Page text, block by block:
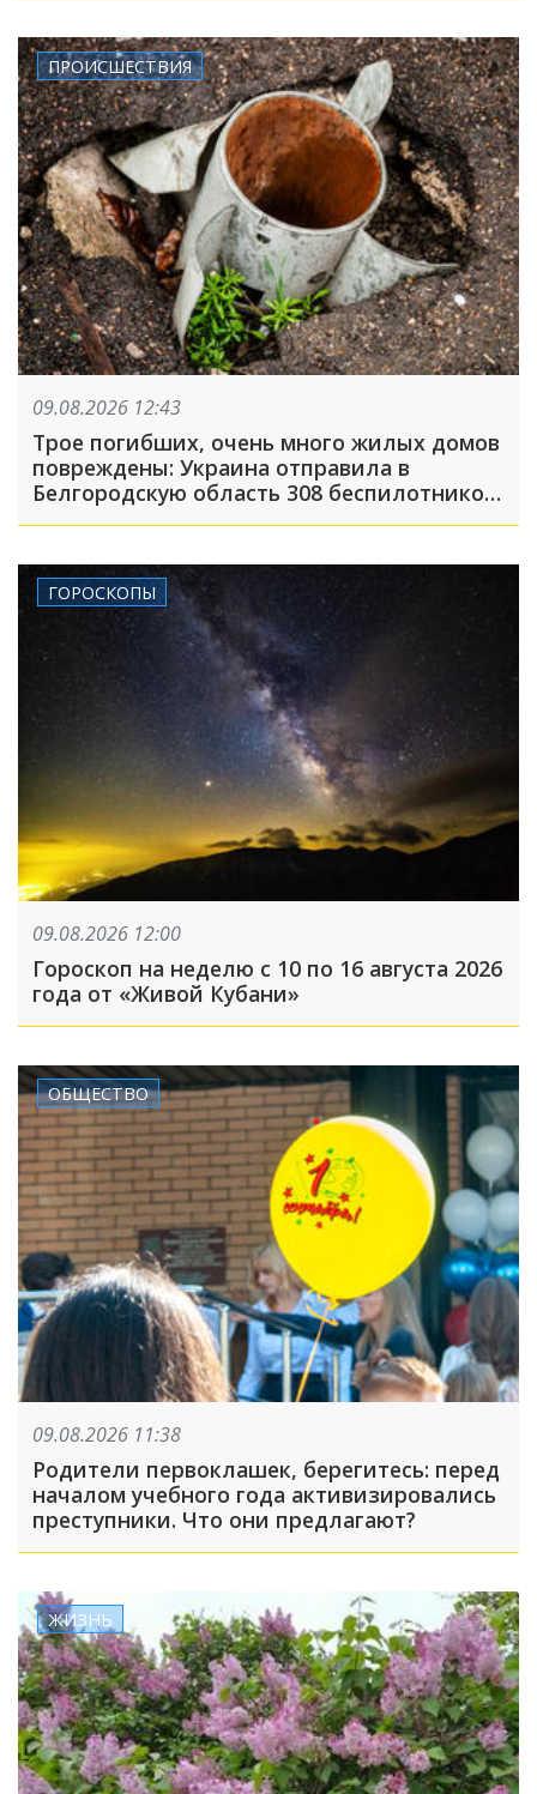
ПРОИСШЕСТВИЯ
09.08.2026 12:43
Трое погибших, очень много жилых домов
повреждены: Украина отправила в
Белгородскую область 308 беспилотников,
ГОРОСКОПЫ
09.08.2026 12:00
Гороскоп на неделю с 10 по 16 августа 2026
года от «Живой Кубани»
ОБЩЕСТВО
09.08.2026 11:38
Родители первоклашек, берегитесь: перед
началом учебного года активизировались
преступники. Что они предлагают?
ЖИЗНЬ